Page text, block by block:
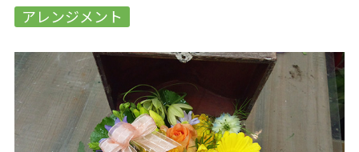
アレンジメント